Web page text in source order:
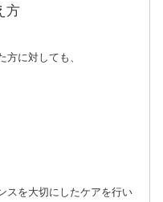
方
に対しても、
スを大切にしたケアを行い